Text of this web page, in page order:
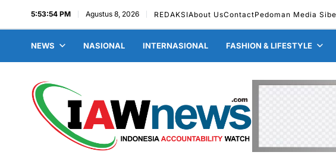
5:53:55 PM Agustus 8, 2026 REDAKSIAbout UsContactPedoman Media
NEWS NASIONAL INTERNASIONAL FASHION & LIFESTYLE